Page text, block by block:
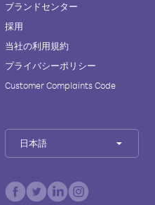
ブランドセンター
採用
当社の利用規約
プライバシーポリシー
Customer Complaints Code
日本語